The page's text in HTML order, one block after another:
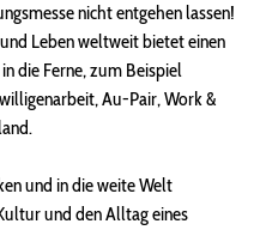
nicht entgehen lassen!
Leben weltweit bietet einen
die Ferne, zum Beispiel
Au-Pair, Work &
und in die weite Welt
und den Alltag eines